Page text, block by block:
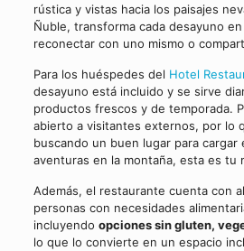
rústica y vistas hacia los paisajes
Ñuble, transforma cada desayuno
reconectar con uno mismo o
Para los huéspedes del Hotel
desayuno está incluido y se sirve
productos frescos y de temporada.
abierto a visitantes externos, por lo
buscando un buen lugar para
aventuras en la montaña, esta es tu
Además, el restaurante cuenta con
personas con necesidades
incluyendo opciones sin gluten,
lo que lo convierte en un espacio